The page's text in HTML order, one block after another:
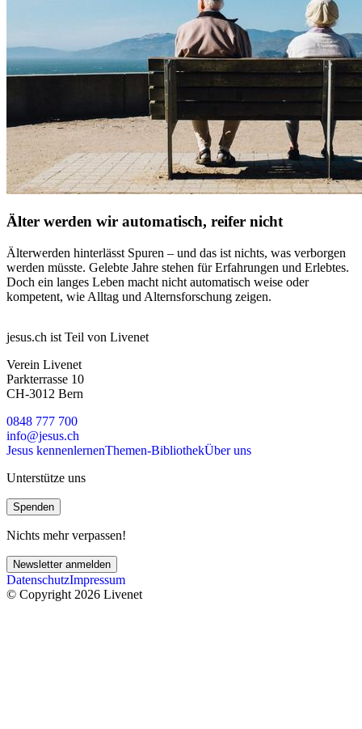
Älter werden wir automatisch, reifer nicht
Älterwerden hinterlässt Spuren – und das ist nichts, was verborgen
werden müsste. Gelebte Jahre stehen für Erfahrungen und Erlebtes.
Doch ein langes Leben macht nicht automatisch weise oder
kompetent, wie Alltag und Alternsforschung zeigen.
jesus.ch ist Teil von Livenet
Verein Livenet
Parkterrasse 10
CH-3012 Bern
0848 777 700
info@jesus.ch
Jesus kennenlernenThemen-BibliothekÜber uns
Unterstütze uns
Spenden
Nichts mehr verpassen!
Newsletter anmelden
DatenschutzImpressum
© Copyright 2026 Livenet